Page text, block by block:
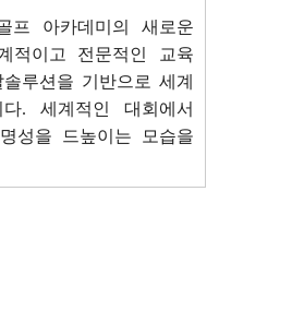
프 아카데미의 새로운
적이고 전문적인 교육
루션을 기반으로 세계
. 세계적인 대회에서
성을 드높이는 모습을